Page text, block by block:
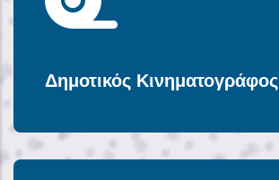
Δημοτικός Κινηματογράφος